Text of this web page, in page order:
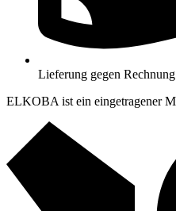
Lieferung gegen Rechnung
ELKOBA ist ein eingetragener